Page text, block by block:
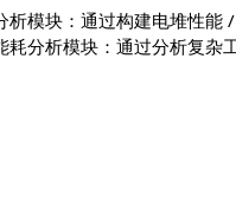
析模块：通过构建电堆性能
耗分析模块：通过分析复杂